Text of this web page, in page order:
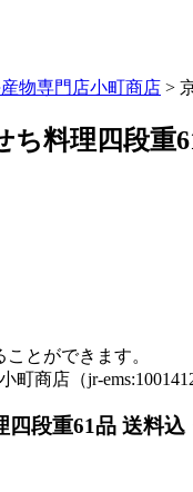
物専門店小町商店 >
ち料理四段重
とができます。
商店（jr-
段重61品 送料